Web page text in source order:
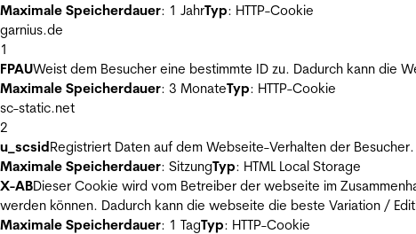
Maximale Speicherdauer: 1 JahrTyp: HTTP-Cookie
garnius.de
1
FPAUWeist dem Besucher eine bestimmte ID zu. Dadurch kann die
Maximale Speicherdauer: 3 MonateTyp: HTTP-Cookie
sc-static.net
2
u_scsidRegistriert Daten auf dem Webseite-Verhalten der
Maximale Speicherdauer: SitzungTyp: HTML Local Storage
X-ABDieser Cookie wird vom Betreiber der webseite im
werden können. Dadurch kann die webseite die beste Variation /
Maximale Speicherdauer: 1 TagTyp: HTTP-Cookie